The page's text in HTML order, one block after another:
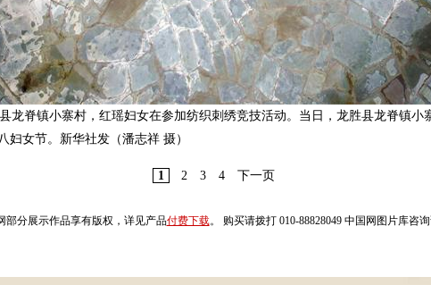
龙脊镇小寨村，红瑶妇女在参加纺织刺绣竞技活动。当日，龙胜县龙脊镇小
妇女节。新华社发（潘志祥 摄）
1 2 3 4 下一页
部分展示作品享有版权，详见产品付费下载。 购买请拨打 010-88828049 中国网图片库咨